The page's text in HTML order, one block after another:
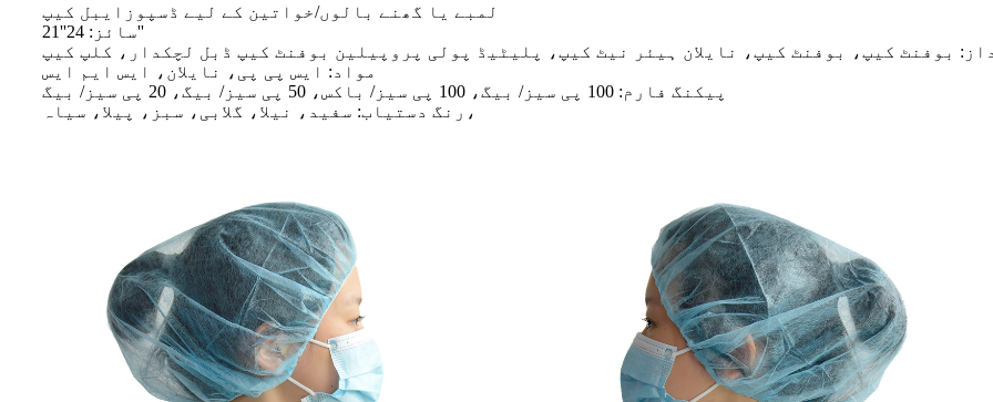
لمبے یا گھنے بالوں/خواتین کے لیے ڈسپوزایبل کیپ
سائز: 24''21''
بوفنٹ کیپ، بوفنٹ کیپ، نایلان ہیئر نیٹ کیپ، پلیٹیڈ پولی پروپیلین بوفنٹ کیپ ڈبل لچکدار، کلپ کیپ
مواد: ایس پی پی، نایلان، ایس ایم ایس
پیکنگ فارم: 100 پی سیز/ بیگ، 100 پی سیز/ باکس، 50 پی سیز/ بیگ، 20 پی سیز/ بیگ
رنگ دستیاب: سفید، نیلا، گلابی، سبز، پیلا، سیاہ،